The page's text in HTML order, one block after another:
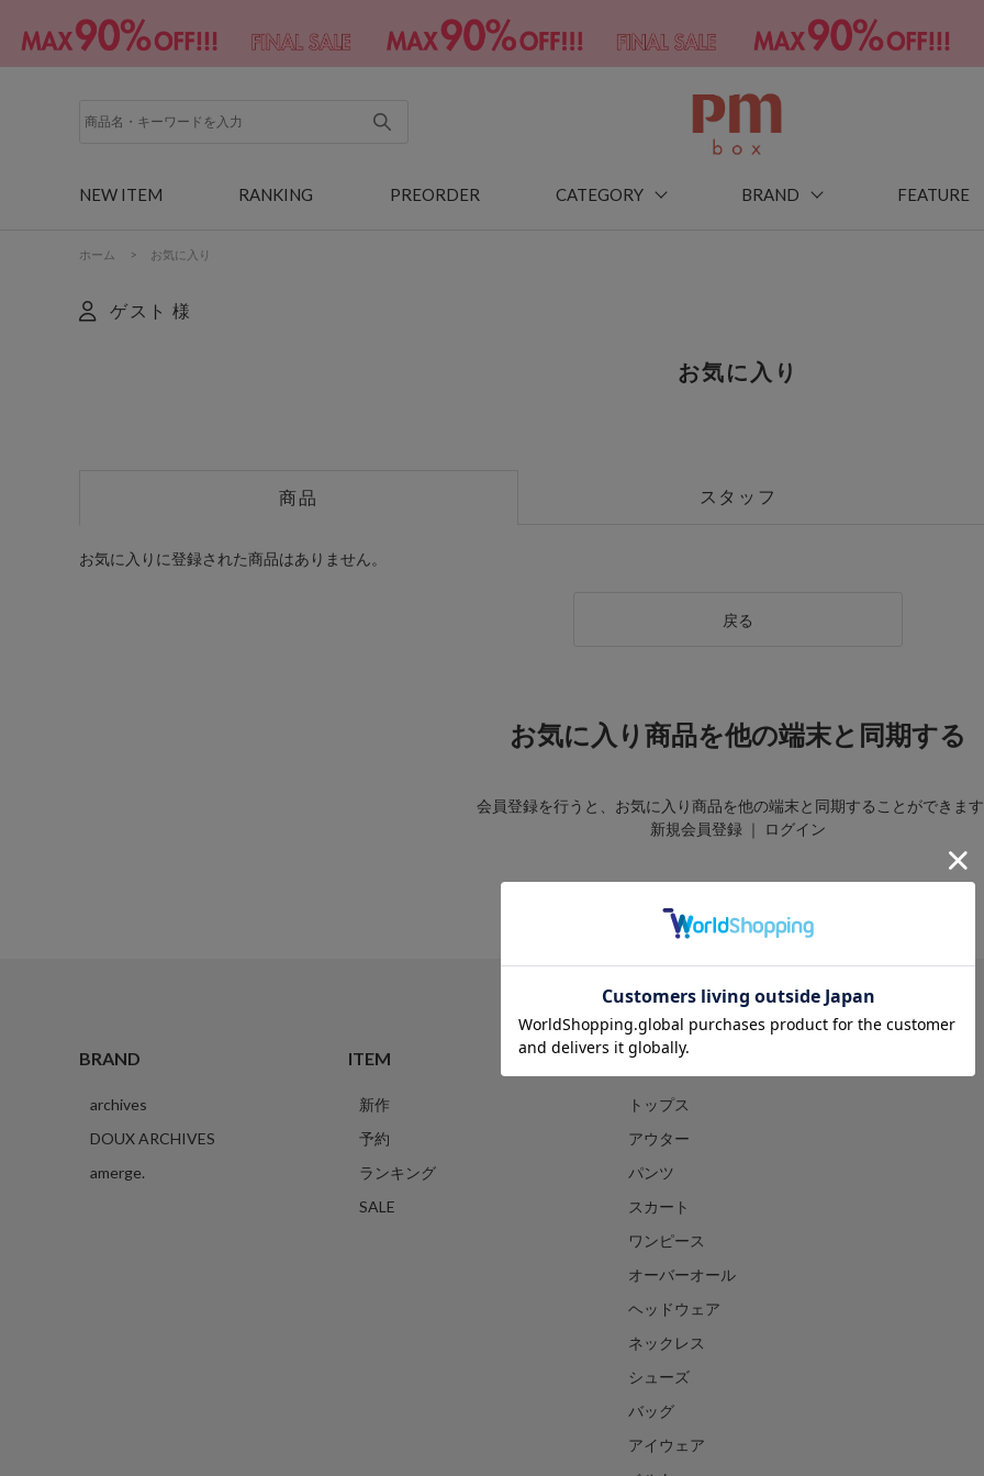
NEW ITEM RANKING PREORDER CATEGORY BRAND FEATURE
ホーム > お気に入り
ゲスト 様
お気に入り
商品 スタッフ
お気に入りに登録された商品はありません。
戻る
お気に入り商品を他の端末と同期する
会員登録を行うと、お気に入り商品を他の端末と同期することができます
新規会員登録 ｜ ログイン
BRAND
archives
DOUX ARCHIVES
amerge.
ITEM
新作
予約
ランキング
SALE
CATEGORY
トップス
アウター
パンツ
スカート
ワンピース
オーバーオール
ヘッドウェア
ネックレス
シューズ
バッグ
アイウェア